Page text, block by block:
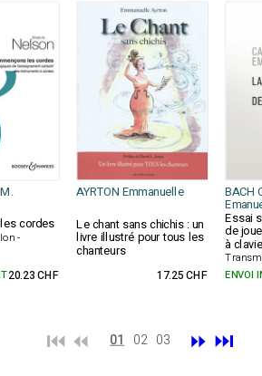
AYRTON Emmanuelle BACH
cordes
-
Le chant sans chichis : un
livre illustré pour tous les
chanteurs
Essai
de
à
20.23 CHF 17.25 CHF ENVOI
⏮️ ⏪ 01 02 03 ⏩ ⏭️